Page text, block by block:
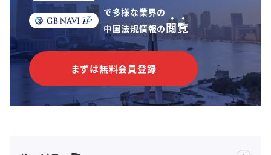
で多様な業界の
中国法規情報の閲覧
まずは無料会員登録